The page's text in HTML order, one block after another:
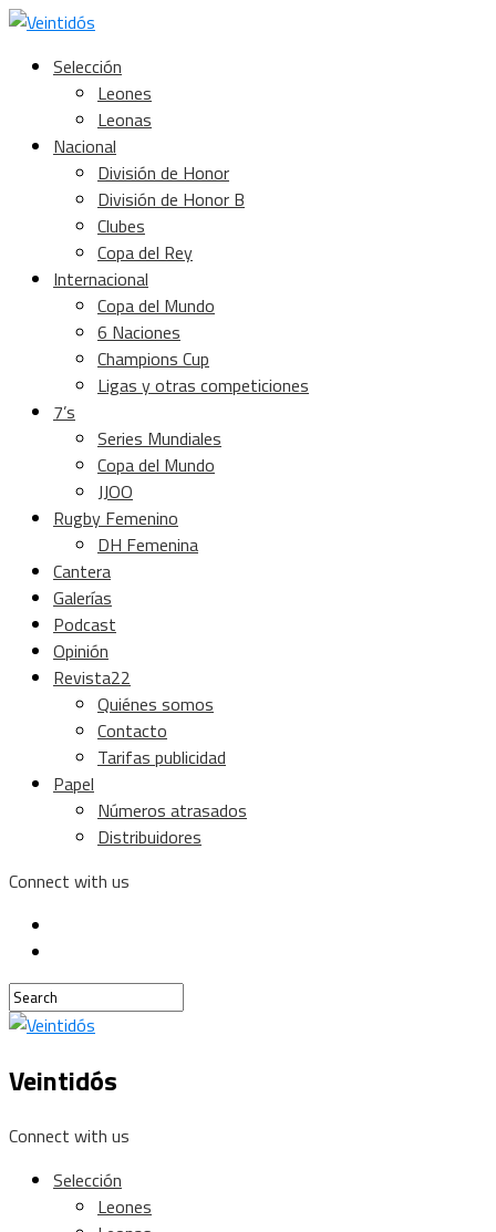
Selección
Leones
Leonas
Nacional
División de Honor
División de Honor B
Clubes
Copa del Rey
Internacional
Copa del Mundo
6 Naciones
Champions Cup
Ligas y otras competiciones
7’s
Series Mundiales
Copa del Mundo
JJOO
Rugby Femenino
DH Femenina
Cantera
Galerías
Podcast
Opinión
Revista22
Quiénes somos
Contacto
Tarifas publicidad
Papel
Números atrasados
Distribuidores
Connect with us
Veintidós
Connect with us
Selección
Leones